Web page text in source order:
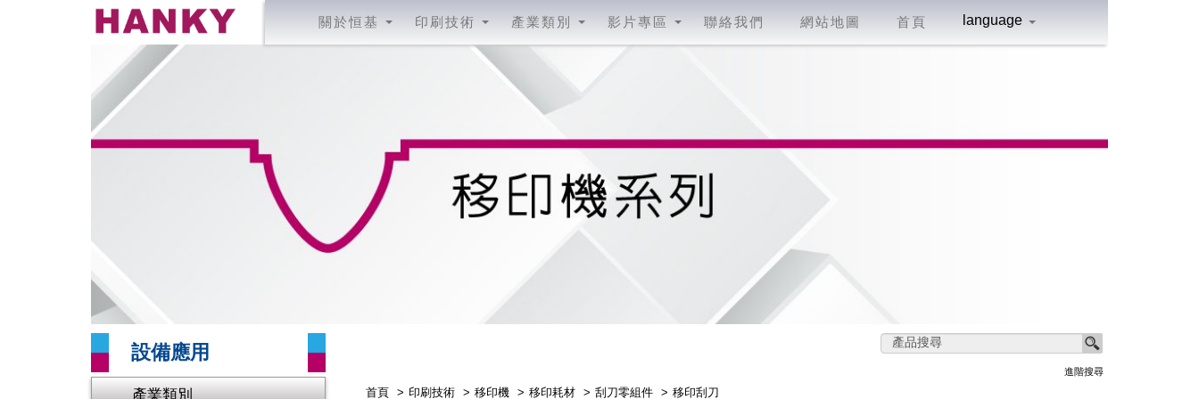
關於恒基 印刷技術 產業類別 影片專區 聯絡我們 網站地圖 首頁 language
設備應用
產業類別
進階搜尋
首頁 印刷技術 移印機 移印耗材 刮刀零組件 移印刮刀